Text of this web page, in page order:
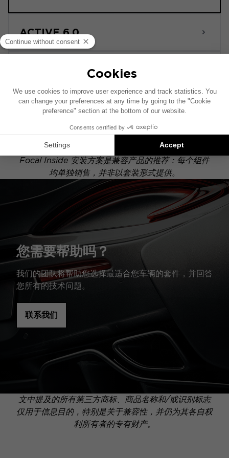
ACTIVE 6.0
此安装示意图基于配有原厂音响系统的车辆绘制。如果
您的车辆配有特定的高保真选装配置，图中所示组件的
位置可能会有所不同。
Focal Inside 安装方案是兼容产品的推荐：每个组件
均单独销售，并非以套装形式提供。
您需要帮助吗？
我们的团队将帮助您选择最适合您车辆的套件，并回答
您所有的技术问题。
联系我们
文中提及的所有第三方商标、商品名称和/或识别标志
仅用于信息目的，特别是关于兼容性，并仍为其各自权
利所有者的专有财产。